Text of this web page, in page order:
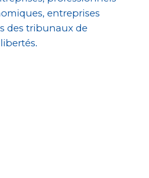
entreprises
des tribunaux de